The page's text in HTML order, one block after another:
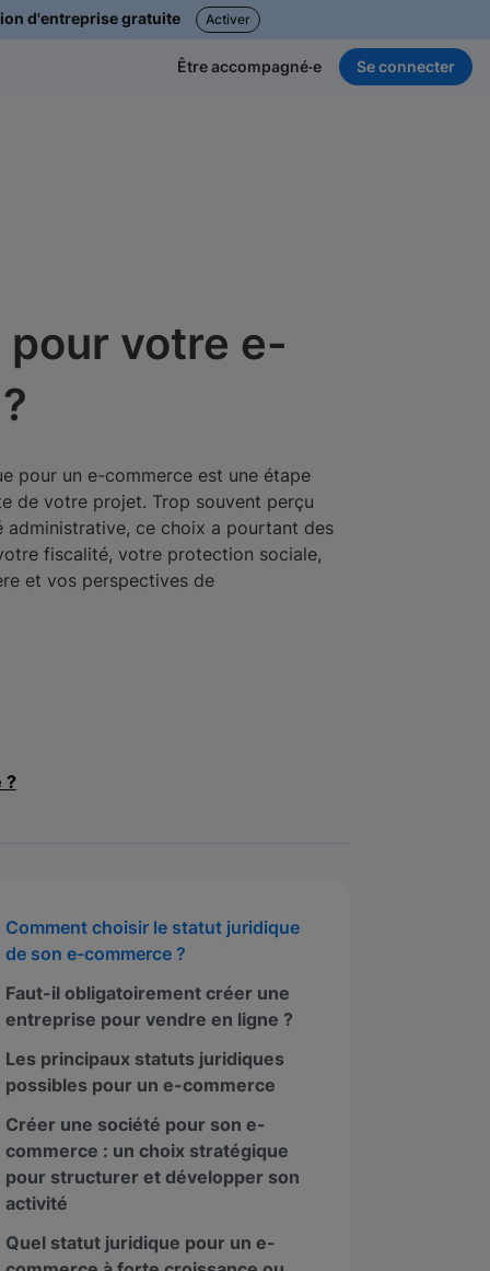
d'entreprise gratuite Activer
Être accompagné·e Se connecter
votre e-
pour un e-commerce est une étape
de votre projet. Trop souvent perçu
administrative, ce choix a pourtant des
fiscalité, votre protection sociale,
et vos perspectives de
?
Comment choisir le statut juridique
de son e-commerce ?
Faut-il obligatoirement créer une
entreprise pour vendre en ligne ?
Les principaux statuts juridiques
possibles pour un e-commerce
Créer une société pour son e-
commerce : un choix stratégique
pour structurer et développer son
activité
Quel statut juridique pour un e-